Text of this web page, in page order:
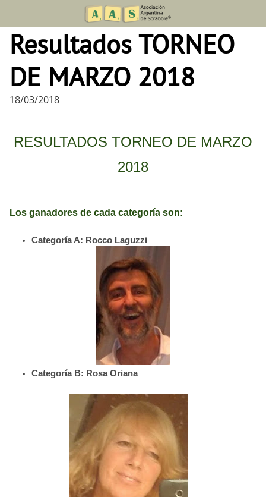
content
Resultados TORNEO
DE MARZO 2018
18/03/2018
RESULTADOS TORNEO DE MARZO
2018
Los ganadores de cada categoría son:
Categoría A: Rocco Laguzzi
Categoría B: Rosa Oriana